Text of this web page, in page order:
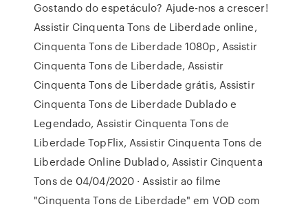
Gostando do espetáculo? Ajude-nos a crescer!
Assistir Cinquenta Tons de Liberdade online,
Cinquenta Tons de Liberdade 1080p, Assistir
Cinquenta Tons de Liberdade, Assistir
Cinquenta Tons de Liberdade grátis, Assistir
Cinquenta Tons de Liberdade Dublado e
Legendado, Assistir Cinquenta Tons de
Liberdade TopFlix, Assistir Cinquenta Tons de
Liberdade Online Dublado, Assistir Cinquenta
Tons de 04/04/2020 · Assistir ao filme
"Cinquenta Tons de Liberdade" em VOD com